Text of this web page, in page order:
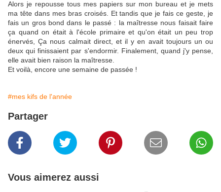
Alors je repousse tous mes papiers sur mon bureau et je mets
ma tête dans mes bras croisés. Et tandis que je fais ce geste, je
fais un gros bond dans le passé : la maîtresse nous faisait faire
ça quand on était à l'école primaire et qu'on était un peu trop
énervés, Ça nous calmait direct, et il y en avait toujours un ou
deux qui finissaient par s'endormir. Finalement, quand j'y pense,
elle avait bien raison la maîtresse.
Et voilà, encore une semaine de passée !
#mes kifs de l'année
Partager
Vous aimerez aussi